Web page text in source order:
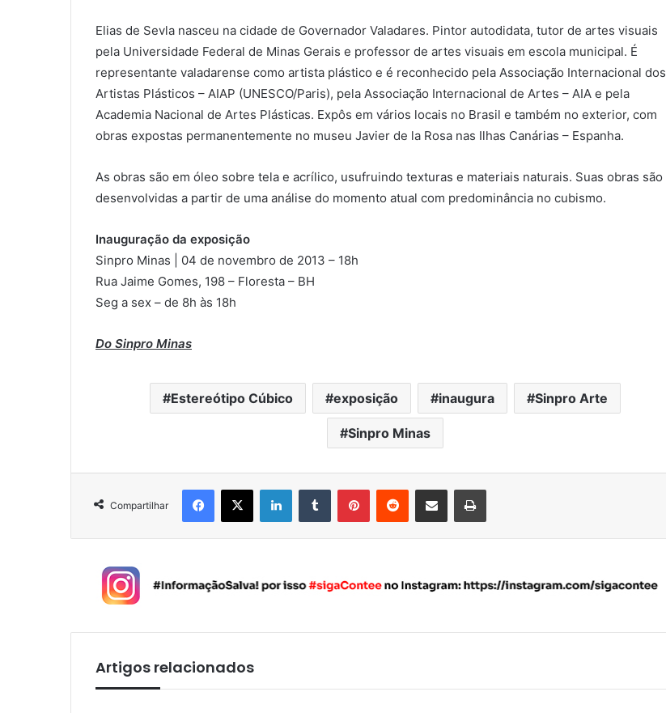
Elias de Sevla nasceu na cidade de Governador Valadares. Pintor autodidata, tutor de artes visuais
pela Universidade Federal de Minas Gerais e professor de artes visuais em escola municipal. É
representante valadarense como artista plástico e é reconhecido pela Associação Internacional dos
Artistas Plásticos – AIAP (UNESCO/Paris), pela Associação Internacional de Artes – AIA e pela
Academia Nacional de Artes Plásticas. Expôs em vários locais no Brasil e também no exterior, com
obras expostas permanentemente no museu Javier de la Rosa nas Ilhas Canárias – Espanha.
As obras são em óleo sobre tela e acrílico, usufruindo texturas e materiais naturais. Suas obras são
desenvolvidas a partir de uma análise do momento atual com predominância no cubismo.
Inauguração da exposição
Sinpro Minas | 04 de novembro de 2013 – 18h
Rua Jaime Gomes, 198 – Floresta – BH
Seg a sex – de 8h às 18h
Do Sinpro Minas
Estereótipo Cúbico exposição inaugura Sinpro Arte
Sinpro Minas
Compartilhar
Artigos relacionados